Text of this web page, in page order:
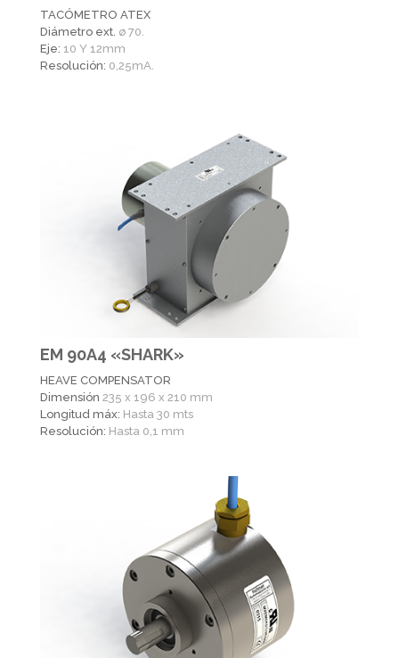
TACÓMETRO ATEX
Diámetro ext. ø 70.
Eje: 10 Y 12mm
Resolución: 0,25mA.
EM 90A4 «SHARK»
HEAVE COMPENSATOR
Dimensión 235 x 196 x 210 mm
Longitud máx: Hasta 30 mts
Resolución: Hasta 0,1 mm